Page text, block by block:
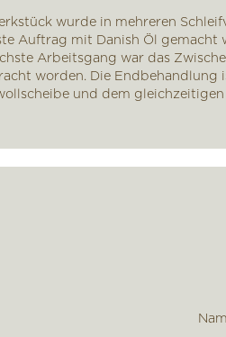
wurde in mehreren
Auftrag mit Danish Öl gemacht
Arbeitsgang war das
worden. Die Endbehandlung
und dem